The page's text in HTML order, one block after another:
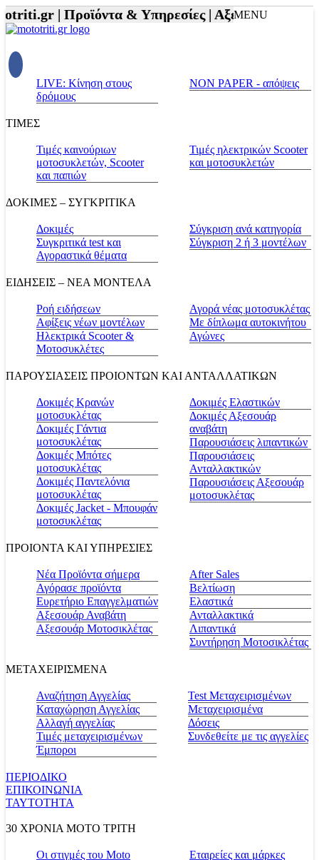
| Προϊόντα & Υπηρεσίες |Αξεσουάρ
MENU
LIVE: Κίνηση στους
δρόμους
NON PAPER - απόψεις
ΤΙΜΕΣ
Τιμές καινούριων
μοτοσυκλετών, Scooter
και παπιών
Τιμές ηλεκτρικών Scooter
και μοτοσυκλετών
ΔΟΚΙΜΕΣ – ΣΥΓΚΡΙΤΙΚΑ
Δοκιμές
Συγκριτικά test και
Αγοραστικά θέματα
Σύγκριση ανά κατηγορία
Σύγκριση 2 ή 3 μοντέλων
ΕΙΔΗΣΕΙΣ – ΝΕΑ ΜΟΝΤΕΛΑ
Ροή ειδήσεων
Αφίξεις νέων μοντέλων
Ηλεκτρικά Scooter &
Μοτοσυκλέτες
Αγορά νέας μοτοσυκλέτας
Με δίπλωμα αυτοκινήτου
Αγώνες
ΠΑΡΟΥΣΙΑΣΕΙΣ ΠΡΟΙΟΝΤΩΝ ΚΑΙ ΑΝΤΑΛΛΑΤΙΚΩΝ
Δοκιμές Κρανών
μοτοσυκλέτας
Δοκιμές Γάντια
μοτοσυκλέτας
Δοκιμές Μπότες
μοτοσυκλέτας
Δοκιμές Παντελόνια
μοτοσυκλέτας
Δοκιμές Jacket - Μπουφάν
μοτοσυκλέτας
Δοκιμές Ελαστικών
Δοκιμές Αξεσουάρ
αναβάτη
Παρουσιάσεις λιπαντικών
Παρουσιάσεις
Ανταλλακτικών
Παρουσιάσεις Αξεσουάρ
μοτοσυκλέτας
ΠΡΟΙΟΝΤΑ ΚΑΙ ΥΠΗΡΕΣΙΕΣ
Νέα Προϊόντα σήμερα
Αγόρασε προϊόντα
Ευρετήριο Επαγγελματιών
Αξεσουάρ Αναβάτη
Αξεσουάρ Μοτοσικλέτας
Αfter Sales
Βελτίωση
Ελαστικά
Ανταλλακτικά
Λιπαντικά
Συντήρηση Μοτοσικλέτας
ΜΕΤΑΧΕΙΡΙΣΜΕΝΑ
Αναζήτηση Αγγελίας
Καταχώρηση Αγγελίας
Αλλαγή αγγελίας
Τιμές μεταχειρισμένων
Έμποροι
Test Μεταχειρισμένων
Μεταχειρισμένα
Δόσεις
Συνδεθείτε με τις αγγελίες
ΠΕΡΙΟΔΙΚΟ
ΕΠΙΚΟΙΝΩΝΙΑ
ΤΑΥΤΟΤΗΤΑ
30 ΧΡΟΝΙΑ MOTO ΤΡΙΤΗ
Οι στιγμές του Moto
Εταιρείες και μάρκες